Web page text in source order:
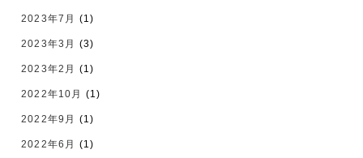
2023年7月 (1)
2023年3月 (3)
2023年2月 (1)
2022年10月 (1)
2022年9月 (1)
2022年6月 (1)